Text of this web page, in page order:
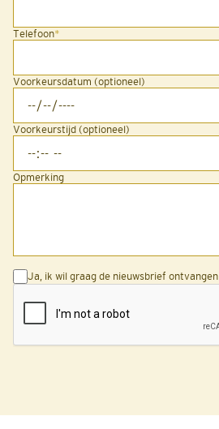
Telefoon*
Voorkeursdatum (optioneel)
Voorkeurstijd (optioneel)
Opmerking
Ja, ik wil graag de nieuwsbrief ontvangen